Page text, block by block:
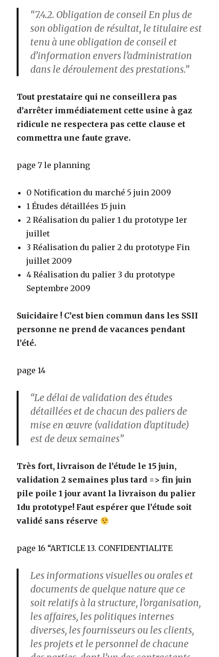
“7.4.2. Obligation de conseil En plus de
son obligation de résultat, le titulaire est
tenu à une obligation de conseil et
d’information envers l’administration
dans le déroulement des prestations.”
Tout prestataire qui ne conseillera pas
d’arrêter immédiatement cette usine à gaz
ridicule ne respectera pas cette clause et
commettra une faute grave.
page 7 le planning
0 Notification du marché 5 juin 2009
1 Études détaillées 15 juin
2 Réalisation du palier 1 du prototype 1er
juillet
3 Réalisation du palier 2 du prototype Fin
juillet 2009
4 Réalisation du palier 3 du prototype
Septembre 2009
Suicidaire ! C’est bien commun dans les SSII
personne ne prend de vacances pendant
l’été.
page 14
“Le délai de validation des études
détaillées et de chacun des paliers de
mise en œuvre (validation d’aptitude)
est de deux semaines”
Très fort, livraison de l’étude le 15 juin,
validation 2 semaines plus tard => fin juin
pile poile 1 jour avant la livraison du palier
1du prototype! Faut espérer que l’étude soit
validé sans réserve
page 16 “ARTICLE 13. CONFIDENTIALITE
Les informations visuelles ou orales et
documents de quelque nature que ce
soit relatifs à la structure, l’organisation,
les affaires, les politiques internes
diverses, les fournisseurs ou les clients,
les projets et le personnel de chacune